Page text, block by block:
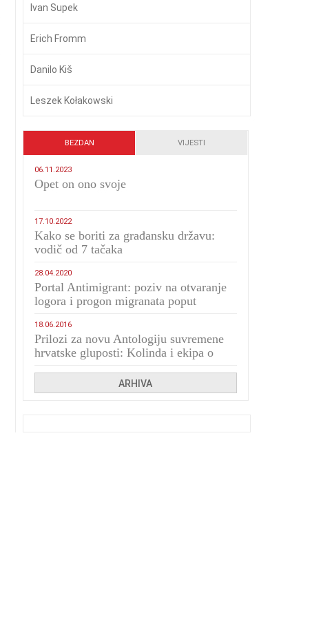
Ivan Supek
Erich Fromm
Danilo Kiš
Leszek Kołakowski
BEZDAN VIJESTI
06.11.2023
​Opet on ono svoje
17.10.2022
Kako se boriti za građansku državu:
vodič od 7 tačaka
28.04.2020
Portal Antimigrant: poziv na otvaranje
logora i progon migranata poput
18.06.2016
Prilozi za novu Antologiju suvremene
hrvatske gluposti: Kolinda i ekipa o
ARHIVA